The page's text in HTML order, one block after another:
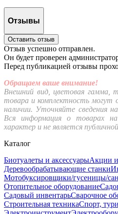
Отзывы
Оставить отзыв
Отзыв успешно отправлен.
Он будет проверен
Перед публикацией отзывы
Обращаем ваше внимание!
Внешний вид, цветовая гамма,
товара и комплектность
наличии. Уточняйте сведения
Вся информация о товарах
характер и не является
Каталог
Биотуалеты и аксессуарыАкции
Деревообрабатывающие станки
Мотобуксировщики/гусеницы/
Отопительное оборудование
Садовый инвентарьСварочное
Строительная техникаСпорт,